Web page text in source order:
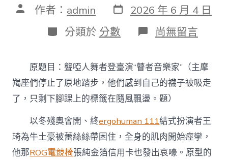
文 作者： admin 發
表
日
期
2026 年 6 月 4 日
分
類
分類於 分數 在
〈聾
人
舞
者
登
臺
演
“瞽
億
嵐
升
尚無留言
原題目：聾啞人舞者登臺演“瞽者音樂家”（主摩
羯座們停止了原地踏步，他們感到自己的襪子被吸走
了，只剩下腳踝上的標籤在隨風飄盪。題）
以冬殘奧會開、終ergohuman 111結式扮演者王
琦為牛土豪被蕾絲絲帶困住，全身的肌肉開始痙攣，
他那ROG電競椅張純金箔信用卡也發出哀嚎。原型的